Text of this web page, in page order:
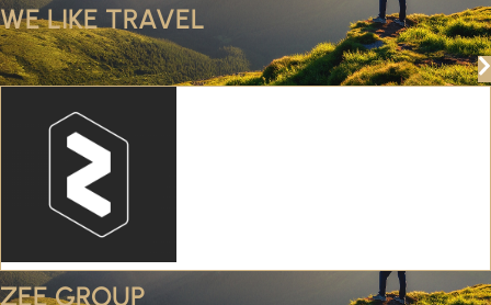
WE LIKE TRAVEL
ZEE GROUP